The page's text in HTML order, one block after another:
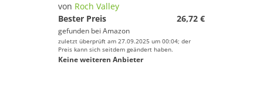
von Roch Valley
Bester Preis
26,72 €
gefunden bei Amazon
zuletzt überprüft am 27.09.2025 um 00:04; der
Preis kann sich seitdem geändert haben.
Keine weiteren Anbieter